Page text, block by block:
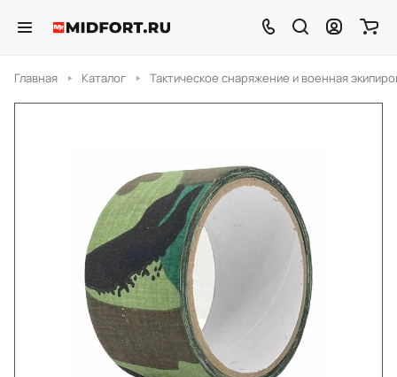
Главная Каталог Тактическое снаряжение и военная